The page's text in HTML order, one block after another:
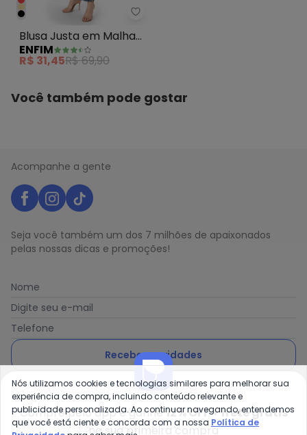
Enfim - Blusa Justa em Malha
Blusa Justa em Malha
Viscose Azul Pastel
ENFIM
R$ 31,45R$ 69,90
Você também pode gostar
Acompanhe a gente
Seja você também um dos 7 milhões de apaixonados
pelas nossas dicas e promoções!
Nome
Digite seu e-mail
Telefone
Receber novidades
Ao enviar o cadastro, você concorda com a nossa Política
de Privacidade
Compre pelo app e ganhe12% OFF + frete grátis
na sua primeira compra
Nós utilizamos cookies e tecnologias similares para melhorar sua
experiência de compra, incluindo conteúdo relevante e
publicidade personalizada. Ao continuar navegando, entendemos
que você está ciente e concorda com a nossa Política de